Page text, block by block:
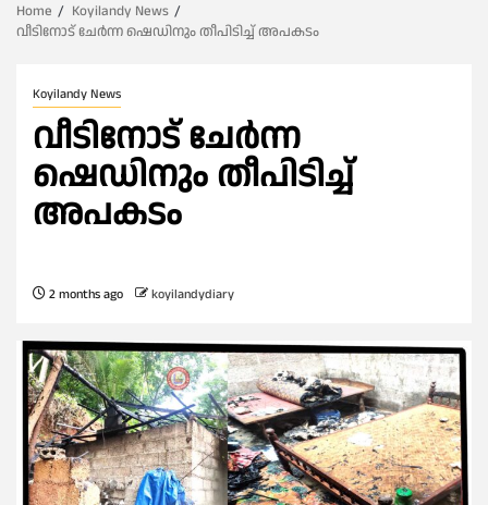
Home
Koyilandy News
വീടിനോട് ചേർന്ന ഷെഡിനും തീപിടിച്ച് അപകടം
Koyilandy News
വീടിനോട് ചേർന്ന
ഷെഡിനും തീപിടിച്ച്
അപകടം
2 months ago koyilandydiary